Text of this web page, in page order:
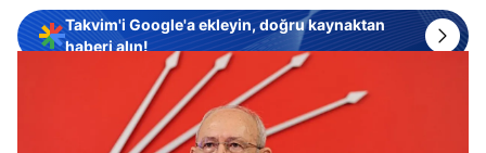
Takvim'i Google'a ekleyin, doğru kaynaktan
haberi alın!